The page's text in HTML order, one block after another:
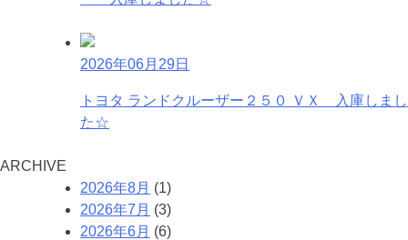
2026年06月29日
トヨタ ランドクルーザー２５０ ＶＸ 入庫しまし
た☆
ARCHIVE
2026年8月 (1)
2026年7月 (3)
2026年6月 (6)